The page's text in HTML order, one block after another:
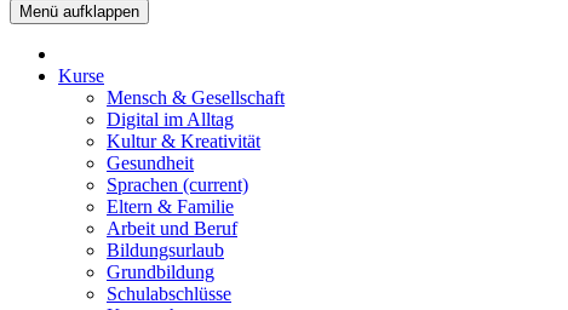
Menü aufklappen
Kurse
Mensch & Gesellschaft
Digital im Alltag
Kultur & Kreativität
Gesundheit
Sprachen (current)
Eltern & Familie
Arbeit und Beruf
Bildungsurlaub
Grundbildung
Schulabschlüsse